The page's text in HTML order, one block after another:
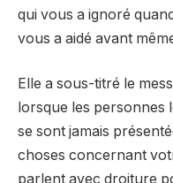
qui vous a ignoré
vous a aidé avant
Elle a sous-titré le
lorsque les personnes
se sont jamais
choses concernant
parlent avec droiture